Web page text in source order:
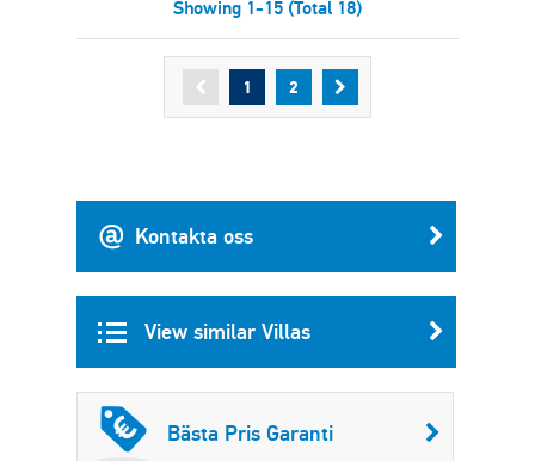
Showing 1-15 (Total 18)
1 2
Kontakta oss
View similar Villas
Bästa Pris Garanti